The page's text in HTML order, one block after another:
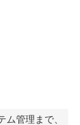
ム管理まで、